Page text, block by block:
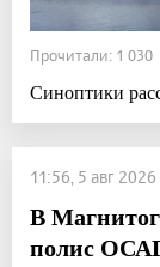
Прочитали: 1
Синоптики
11:56, 5 авг 2026
В
полис